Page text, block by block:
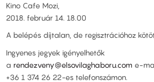
Kino Cafe Mozi,
2018. február 14. 18.00
A belépés díjtalan, de regisztrációhoz
Ingyenes jegyek igényelhetők
a rendezveny@elsovilaghaboru.com e-
+36 1 374 26 22-es telefonszámon.